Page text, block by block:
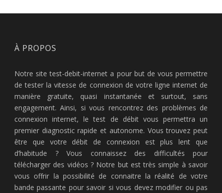
À PROPOS
Notre site test-debit-internet a pour but de vous permettre
de tester la vitesse de connexion de votre ligne internet de
manière gratuite, quasi instantanée et surtout, sans
engagement. Ainsi, si vous rencontrez des problèmes de
connexion internet, le test de débit vous permettra un
premier diagnostic rapide et autonome. Vous trouvez peut
être que votre débit de connexion est plus lent que
d’habitude ? Vous connaissez des difficultés pour
télécharger des vidéos ? Notre but est très simple à savoir
vous offrir la possibilité de connaitre la réalité de votre
bande passante pour savoir si vous devez modifier ou pas